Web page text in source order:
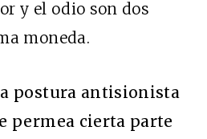
y el odio son dos
moneda.
postura antisionista
permea cierta parte